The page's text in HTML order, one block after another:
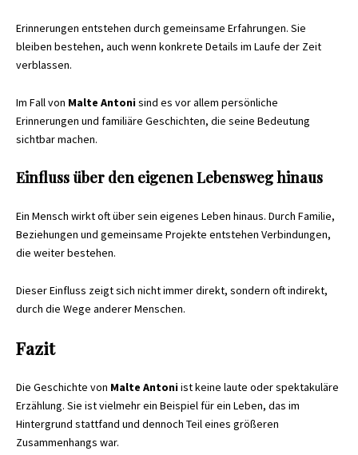
Erinnerungen entstehen durch gemeinsame Erfahrungen. Sie
bleiben bestehen, auch wenn konkrete Details im Laufe der Zeit
verblassen.
Im Fall von Malte Antonisind es vor allem persönliche
Erinnerungen und familiäre Geschichten, die seine Bedeutung
sichtbar machen.
Einfluss über den eigenen Lebensweg hinaus
Ein Mensch wirkt oft über sein eigenes Leben hinaus. Durch Familie,
Beziehungen und gemeinsame Projekte entstehen Verbindungen,
die weiter bestehen.
Dieser Einfluss zeigt sich nicht immer direkt, sondern oft indirekt,
durch die Wege anderer Menschen.
Fazit
Die Geschichte von Malte Antoniist keine laute oder spektakuläre
Erzählung. Sie ist vielmehr ein Beispiel für ein Leben, das im
Hintergrund stattfand und dennoch Teil eines größeren
Zusammenhangs war.